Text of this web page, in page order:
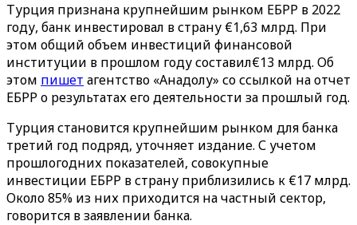
Турция признана крупнейшим рынком ЕБРР в 2022
году, банк инвестировал в страну €1,63 млрд. При
этом общий объем инвестиций финансовой
институции в прошлом году составил€13 млрд. Об
этом пишет агентство «‎Анадолу»‎ со ссылкой на отчет
ЕБРР о результатах его деятельности за прошлый год.
Турция становится крупнейшим рынком для банка
третий год подряд, уточняет издание. С учетом
прошлогодних показателей, совокупные
инвестиции ЕБРР в страну приблизились к €17 млрд.
Около 85% из них приходится на частный сектор,
говорится в заявлении банка.